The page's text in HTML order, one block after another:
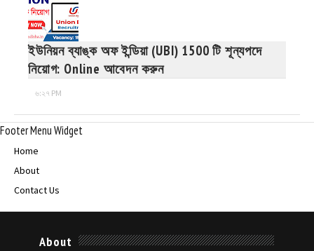
ইউনিয়ন ব্যাঙ্ক অফ ইন্ডিয়া (UBI) 1500 টি শূন্যপদে
নিয়োগ: Online আবেদন করুন
৬:২৭ PM
Footer Menu Widget
Home
About
Contact Us
About